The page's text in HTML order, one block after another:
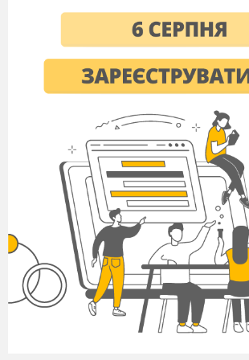
їх спостерігати за
розвивати в учнів
інтерес до навколишнього
правильно і виразно
порівнювати художні
збагачувати словниковий
виховувати любов до
рідного краю.
Обладнання: фотоілюстрації,
білий аркуш паперу,
листочки, репродукція
І.Остроухова «Золота
музичного твору П.І.
«Пори року».
І. Мотивація навчальної